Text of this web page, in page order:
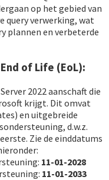
op het gebied van
query verwerking, wat
plannen en verbeterde
of Life (EoL):
2022 aanschaft die
krijgt. Dit omvat
en uitgebreide
d.w.z.
Zie de einddatums
11-01-2028
11-01-2033